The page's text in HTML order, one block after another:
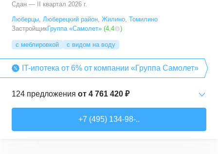
Сдан — II квартал 2026 г.
Люберцы, Люберецкий район, Жилино, Томилино
ЗастройщикГруппа «Самолет» (4,4 )
с меблировкой с видом на воду
IT-ипотека от 6% от компании «Группа Самолет»
124 предложения от 4 761 420 ₽
+7 (495) 134-98-..